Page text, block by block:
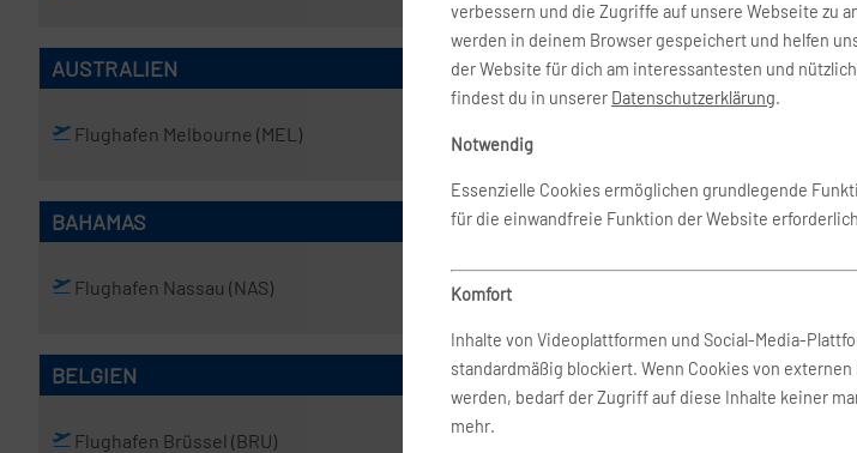
AUSTRALIEN
Flughafen Melbourne (MEL) Flughafen Sydney
BAHAMAS
Flughafen Nassau (NAS)
BELGIEN
Flughafen Brüssel (BRU)
verbessern und die Zugriffe auf unsere Webseite zu
werden in deinem Browser gespeichert und helfen
der Website für dich am interessantesten und
findest du in unserer Datenschutzerklärung.
Notwendig
Essenzielle Cookies ermöglichen grundlegende
für die einwandfreie Funktion der Website
Komfort
Inhalte von Videoplattformen und Social-Media-
standardmäßig blockiert. Wenn Cookies von
werden, bedarf der Zugriff auf diese Inhalte keiner
mehr.